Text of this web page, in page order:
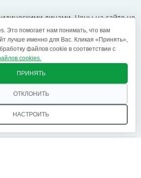
лицами. Цены на сайте не
оферты.
info@ekt.by
+375 (29) 700-77-55
zakaz@ekt.by
Это помогает нам понимать, что вам
лучше именно для Вас. Кликая «Принять»,
файлов cookie в соответствии с
cookies.
НАСТРОИТЬ
ОТКЛОНИТЬ
ПРИНЯТЬ